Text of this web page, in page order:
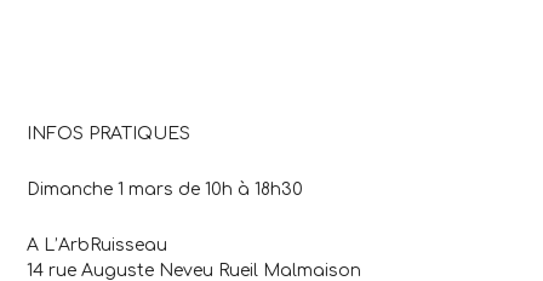
INFOS PRATIQUES
Dimanche 1 mars de 10h à 18h30
A L’ArbRuisseau
14 rue Auguste Neveu Rueil Malmaison